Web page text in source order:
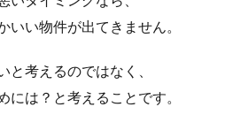
いい物件が出てきません。
と考えるのではなく、
には？と考えることです。